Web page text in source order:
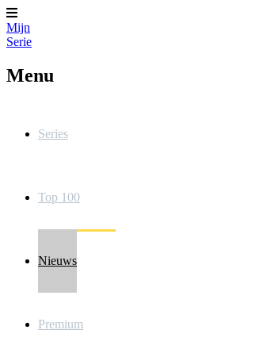
Mijn
Serie
Menu
Series
Top 100
Nieuws
Premium